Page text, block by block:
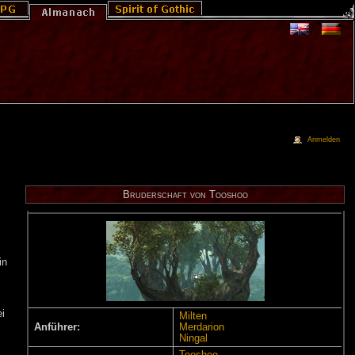
Bruderschaft von Tooshoo
Anführer:
Milten
Merdarion
Ningal
Anmelden